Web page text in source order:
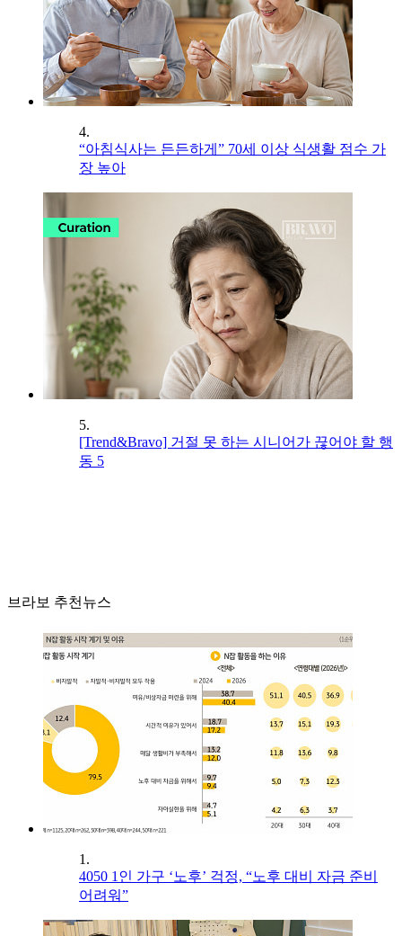
4.
“아침식사는 든든하게” 70세 이상 식생활 점수 가
장 높아
5.
[Trend&Bravo] 거절 못 하는 시니어가 끊어야 할 행
동 5
브라보 추천뉴스
1.
4050 1인 가구 ‘노후’ 걱정, “노후 대비 자금 준비
어려워”